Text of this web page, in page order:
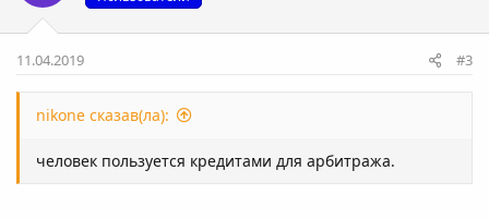
11.04.2019 #3
nikone сказав(ла):
человек пользуется кредитами для арбитража.